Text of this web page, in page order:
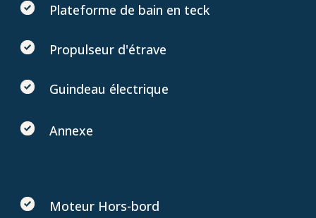
Plateforme de bain en teck
Propulseur d'étrave
Guindeau électrique
Annexe
Moteur Hors-bord